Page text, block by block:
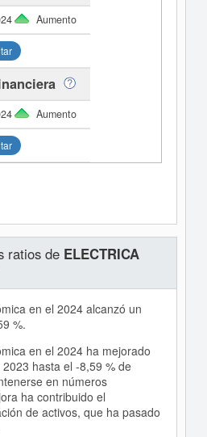
Aumento
Aumento
ratios de ELECTRICA
en el 2024 alcanzó un
%.
en el 2024 ha mejorado
hasta el -8,59 % de
en números
ha contribuido el
de activos, que ha pasado